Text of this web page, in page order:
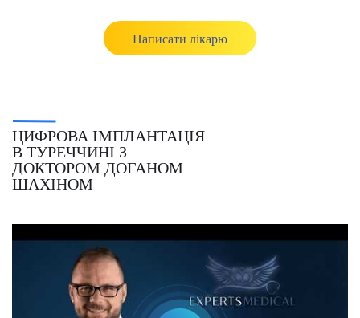
Написати лікарю
ЦИФРОВА ІМПЛАНТАЦІЯ
В ТУРЕЧЧИНІ З
ДОКТОРОМ ДОГАНОМ
ШАХІНОМ